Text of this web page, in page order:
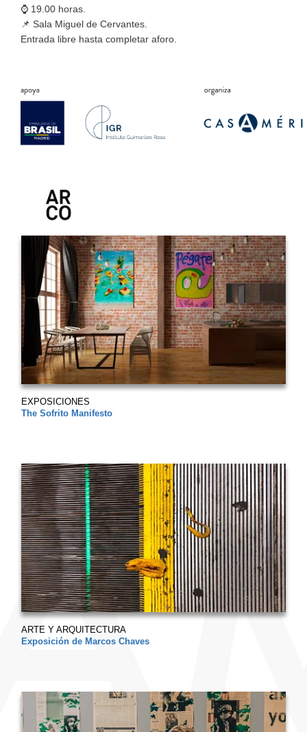
⌚ 19.00 horas.
📌 Sala Miguel de Cervantes.
Entrada libre hasta completar aforo.
EXPOSICIONES
The Sofrito Manifesto
ARTE Y ARQUITECTURA
Exposición de Marcos Chaves